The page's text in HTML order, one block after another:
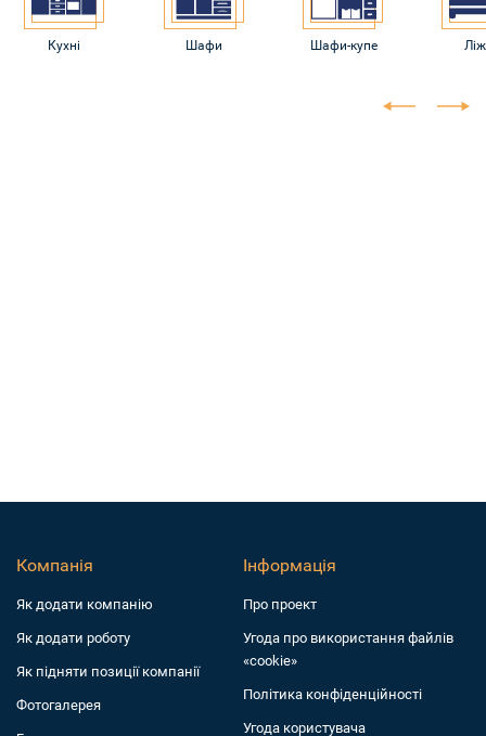
Кухні Шафи Шафи-купе
Компанія
Як додати компанiю
Як додати роботу
Як підняти позиції компанії
Фотогалерея
Інформація
Про проект
Угода про використання файлів
«cookie»
Політика конфіденційності
Угода користувача